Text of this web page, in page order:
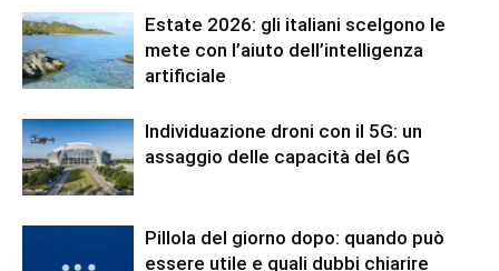
Estate 2026: gli italiani scelgono le
mete con l’aiuto dell’intelligenza
artificiale
Individuazione droni con il 5G: un
assaggio delle capacità del 6G
Pillola del giorno dopo: quando può
essere utile e quali dubbi chiarire